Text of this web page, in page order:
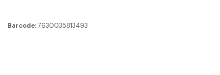
Barcode:7630035813493